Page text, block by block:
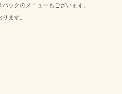
ックのメニューもございます。
ります。